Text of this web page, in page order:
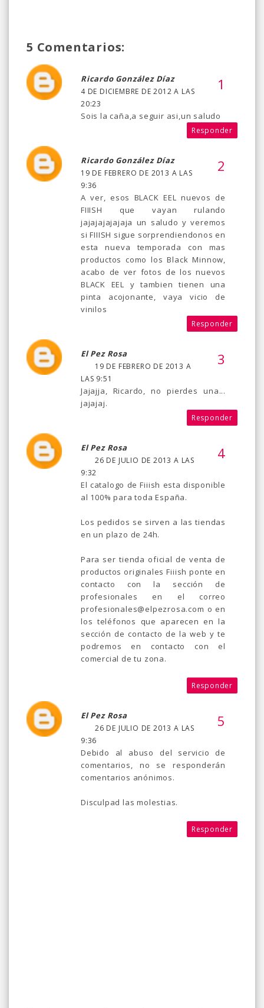
5 Comentarios:
Ricardo González Díaz
4 DE DICIEMBRE DE 2012 A LAS
20:23
Sois la caña,a seguir asi,un saludo
Responder
Ricardo González Díaz
19 DE FEBRERO DE 2013 A LAS
9:36
A ver, esos BLACK EEL nuevos de
FIIISH que vayan rulando
jajajajajajaja un saludo y veremos
si FIIISH sigue sorprendiendonos en
esta nueva temporada con mas
productos como los Black Minnow,
acabo de ver fotos de los nuevos
BLACK EEL y tambien tienen una
pinta acojonante, vaya vicio de
vinilos
Responder
El Pez Rosa
19 DE FEBRERO DE 2013 A
LAS 9:51
Jajajja, Ricardo, no pierdes una...
jajajaj.
Responder
El Pez Rosa
26 DE JULIO DE 2013 A LAS
9:32
El catalogo de Fiiish esta disponible
al 100% para toda España.
Los pedidos se sirven a las tiendas
en un plazo de 24h.
Para ser tienda oficial de venta de
productos originales Fiiish ponte en
contacto con la sección de
profesionales en el correo
profesionales@elpezrosa.com o en
los teléfonos que aparecen en la
sección de contacto de la web y te
podremos en contacto con el
comercial de tu zona.
Responder
El Pez Rosa
26 DE JULIO DE 2013 A LAS
9:36
Debido al abuso del servicio de
comentarios, no se responderán
comentarios anónimos.
Disculpad las molestias.
Responder